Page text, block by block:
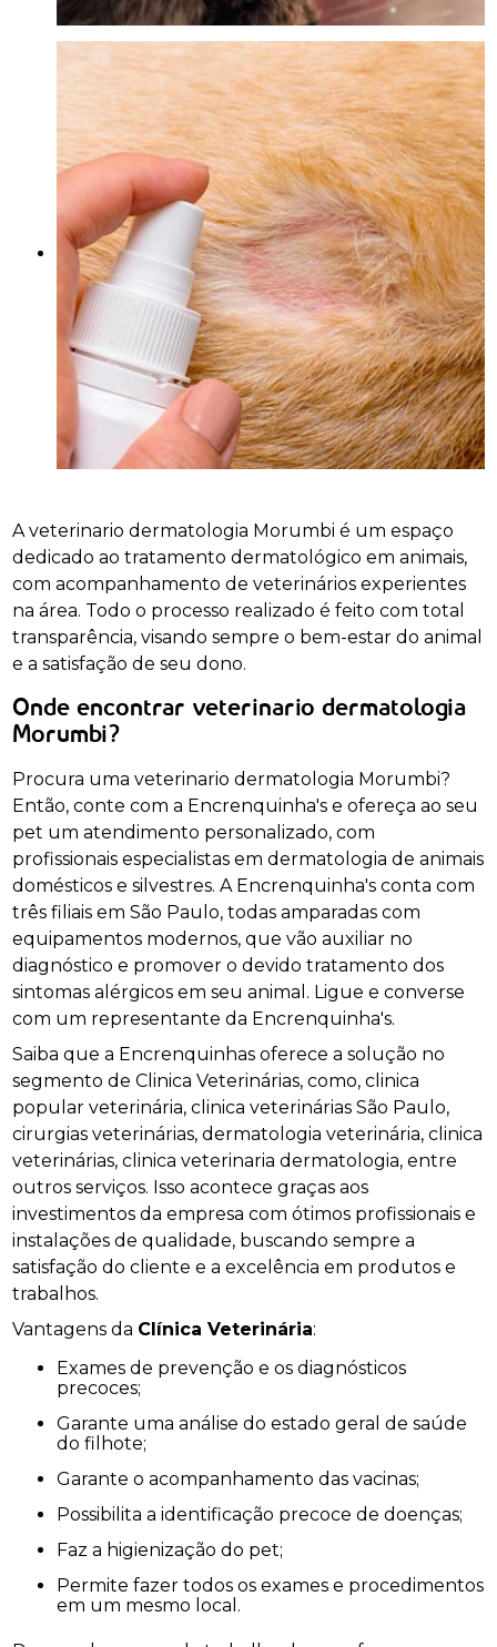
A veterinario dermatologia Morumbi é um espaço
dedicado ao tratamento dermatológico em animais,
com acompanhamento de veterinários experientes
na área. Todo o processo realizado é feito com total
transparência, visando sempre o bem-estar do animal
e a satisfação de seu dono.
Onde encontrar veterinario dermatologia
Morumbi?
Procura uma veterinario dermatologia Morumbi?
Então, conte com a Encrenquinha's e ofereça ao seu
pet um atendimento personalizado, com
profissionais especialistas em dermatologia de animais
domésticos e silvestres. A Encrenquinha's conta com
três filiais em São Paulo, todas amparadas com
equipamentos modernos, que vão auxiliar no
diagnóstico e promover o devido tratamento dos
sintomas alérgicos em seu animal. Ligue e converse
com um representante da Encrenquinha's.
Saiba que a Encrenquinhas oferece a solução no
segmento de Clinica Veterinárias, como, clinica
popular veterinária, clinica veterinárias São Paulo,
cirurgias veterinárias, dermatologia veterinária, clinica
veterinárias, clinica veterinaria dermatologia, entre
outros serviços. Isso acontece graças aos
investimentos da empresa com ótimos profissionais e
instalações de qualidade, buscando sempre a
satisfação do cliente e a excelência em produtos e
trabalhos.
Vantagens da Clínica Veterinária:
Exames de prevenção e os diagnósticos
precoces;
Garante uma análise do estado geral de saúde
do filhote;
Garante o acompanhamento das vacinas;
Possibilita a identificação precoce de doenças;
Faz a higienização do pet;
Permite fazer todos os exames e procedimentos
em um mesmo local.